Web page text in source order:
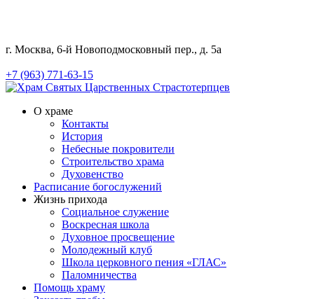
г. Москва, 6-й Новоподмосковный пер., д. 5а
+7 (963) 771-63-15
О храме
Контакты
История
Небесные покровители
Строительство храма
Духовенство
Расписание богослужений
Жизнь прихода
Социальное служение
Воскресная школа
Духовное просвещение
Молодежный клуб
Школа церковного пения «ГЛАС»
Паломничества
Помощь храму